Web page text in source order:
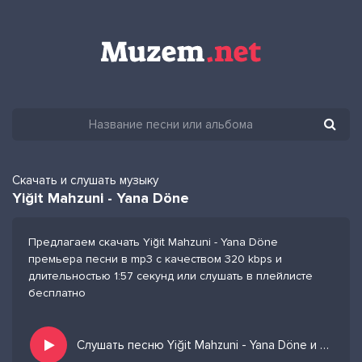
Скачать и слушать музыку
Yiğit Mahzuni - Yana Döne
Предлагаем скачать Yiğit Mahzuni - Yana Döne
премьера песни в mp3 с качеством 320 kbps и
длительностью 1:57 секунд или слушать в плейлисте
бесплатно
Слушать песню Yiğit Mahzuni - Yana Döne и добавить в избранных